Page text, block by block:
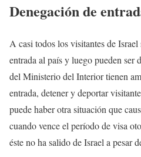
Denegación de
A casi todos los visitantes de Israel
entrada al país y luego pueden ser
del Ministerio del Interior tienen
entrada, detener y deportar
puede haber otra situación que
cuando vence el período de visa
éste no ha salido de Israel a pesar